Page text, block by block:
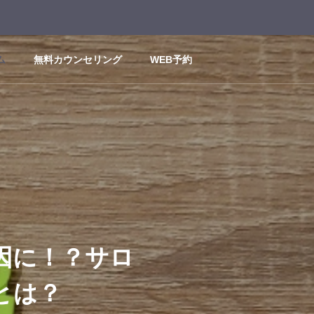
無料カウンセリング WEB予約
に！？サロ
は？